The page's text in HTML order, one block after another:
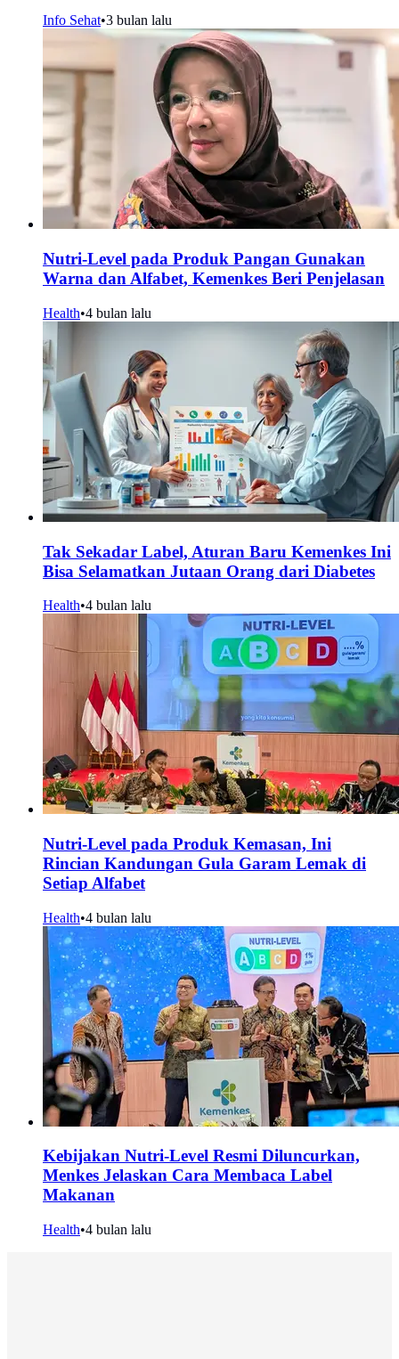
Info Sehat•3 bulan lalu
Nutri-Level pada Produk Pangan Gunakan
Warna dan Alfabet, Kemenkes Beri Penjelasan
Health•4 bulan lalu
Tak Sekadar Label, Aturan Baru Kemenkes Ini
Bisa Selamatkan Jutaan Orang dari Diabetes
Health•4 bulan lalu
Nutri-Level pada Produk Kemasan, Ini
Rincian Kandungan Gula Garam Lemak di
Setiap Alfabet
Health•4 bulan lalu
Kebijakan Nutri-Level Resmi Diluncurkan,
Menkes Jelaskan Cara Membaca Label
Makanan
Health•4 bulan lalu